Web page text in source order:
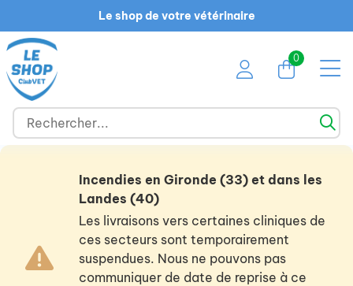
Le shop de votre vétérinaire
0
Incendies en Gironde (33) et dans les
Landes (40)
Les livraisons vers certaines cliniques de
ces secteurs sont temporairement
suspendues. Nous ne pouvons pas
communiquer de date de reprise à ce